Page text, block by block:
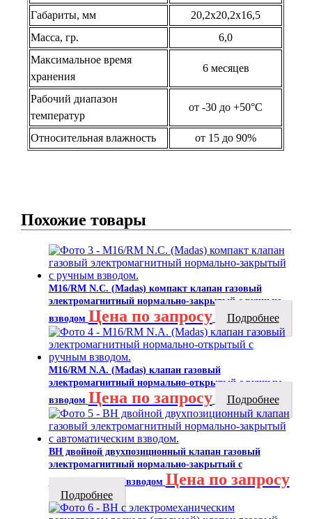
Габариты, мм
20,2х20,2х16,5
Масса, гр.
6,0
Максимальное время
хранения
6 месяцев
Рабочий диапазон
температур
от -30 до +50°С
Относительная влажность от 15 до 90%
Похожие товары
M16/RM N.C. (Madas) компакт клапан газовый
электромагнитный нормально-закрытый с ручным
взводом Цена по запросу Подробнее
M16/RM N.A. (Madas) клапан газовый
электромагнитный нормально-открытый с ручным
взводом Цена по запросу Подробнее
ВН двойной двухпозиционный клапан газовый
электромагнитный нормально-закрытый с
автоматическим взводом Цена по запросу
Подробнее